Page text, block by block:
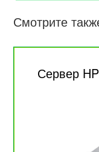
Смотрите
Сервер